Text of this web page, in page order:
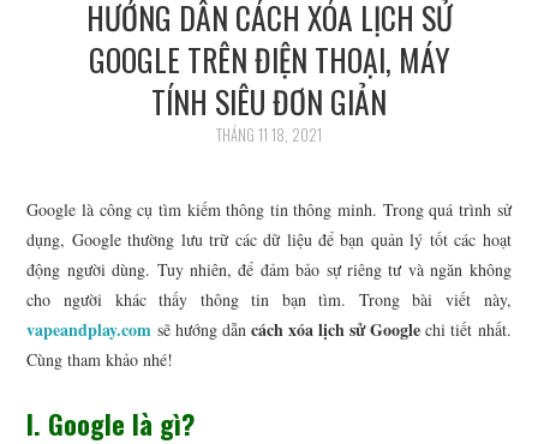
BÓNG ĐÁ
CÔNG NGHỆ
KINH DOANH
THỂ THAO
HƯỚNG DẪN CÁCH XÓA LỊCH SỬ
GOOGLE TRÊN ĐIỆN THOẠI, MÁY
TÍNH SIÊU ĐƠN GIẢN
THÁNG 11 18, 2021
Google là công cụ tìm kiếm thông tin thông minh. Trong quá trình sử
dụng, Google thường lưu trữ các dữ liệu để bạn quản lý tốt các hoạt
động người dùng. Tuy nhiên, để đảm bảo sự riêng tư và ngăn không
cho người khác thấy thông tin bạn tìm. Trong bài viết này,
vapeandplay.com sẽ hướng dẫn cách xóa lịch sử Googlechi tiết nhất.
Cùng tham khảo nhé!
I. Google là gì?